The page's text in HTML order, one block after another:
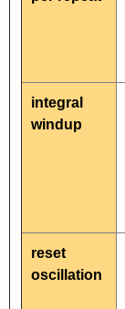
integral
windup
reset
oscillation